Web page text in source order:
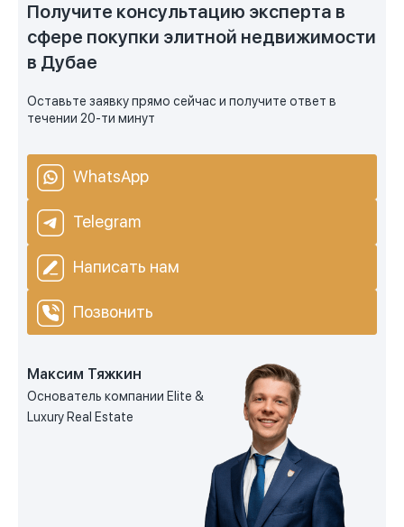
Получите консультацию эксперта в
сфере покупки элитной недвижимости
в Дубае
Оставьте заявку прямо сейчас и получите ответ в
течении 20-ти минут
WhatsApp
Telegram
Написать нам
Позвонить
Максим Тяжкин
Основатель компании Elite &
Luxury Real Estate